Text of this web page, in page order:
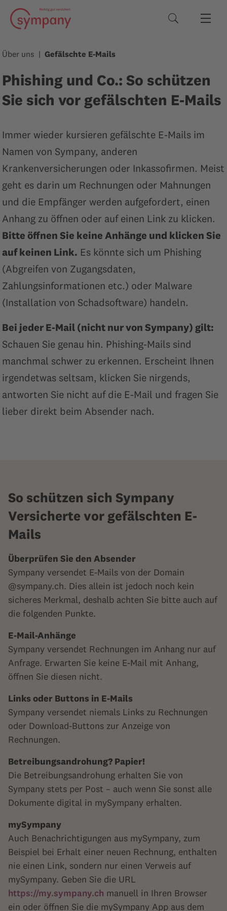
Suchbegriffe
Über uns Gefälschte E-Mails
Phishing und Co.: So schützen
Sie sich vor gefälschten E-Mails
Immer wieder kursieren gefälschte E-Mails im
Namen von Sympany, anderen
Krankenversicherungen oder Inkassofirmen. Meist
geht es darin um Rechnungen oder Mahnungen
und die Empfänger werden aufgefordert, einen
Anhang zu öffnen oder auf einen Link zu klicken.
Bitte öffnen Sie keine Anhänge und klicken Sie
auf keinen Link. Es könnte sich um Phishing
(Abgreifen von Zugangsdaten,
Zahlungsinformationen etc.) oder Malware
(Installation von Schadsoftware) handeln.
Bei jeder E-Mail (nicht nur von Sympany) gilt:
Schauen Sie genau hin. Phishing-Mails sind
manchmal schwer zu erkennen. Erscheint Ihnen
irgendetwas seltsam, klicken Sie nirgends,
antworten Sie nicht auf die E-Mail und fragen Sie
lieber direkt beim Absender nach.
So schützen sich Sympany
Versicherte vor gefälschten E-
Mails
Überprüfen Sie den Absender
Sympany versendet E-Mails von der Domain
@sympany.ch. Dies allein ist jedoch noch kein
sicheres Merkmal, deshalb achten Sie bitte auch auf
die folgenden Punkte.
E-Mail-Anhänge
Sympany versendet Rechnungen im Anhang nur auf
Anfrage. Erwarten Sie keine E-Mail mit Anhang,
öffnen Sie diesen nicht.
Links oder Buttons in E-Mails
Sympany versendet niemals Links zu Rechnungen
oder Download-Buttons zur Anzeige von
Rechnungen.
Betreibungsandrohung? Papier!
Die Betreibungsandrohung erhalten Sie von
Sympany stets per Post – auch wenn Sie sonst alle
Dokumente digital in mySympany erhalten.
mySympany
Auch Benachrichtigungen aus mySympany, zum
Beispiel bei Erhalt einer neuen Rechnung, enthalten
nie einen Link, sondern nur einen Verweis auf
mySympany. Geben Sie die URL
https://my.sympany.ch manuell in Ihren Browser
ein oder öffnen Sie die mySympany App aus dem